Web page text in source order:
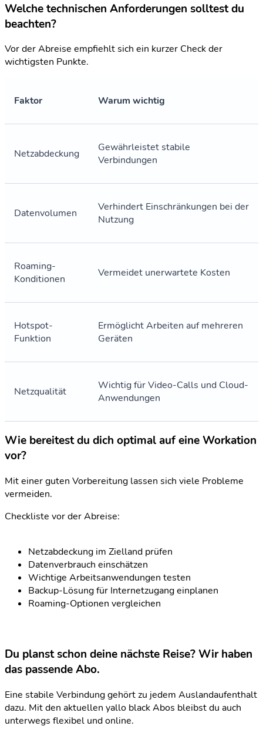
Welche technischen Anforderungen solltest du
beachten?
Vor der Abreise empfiehlt sich ein kurzer Check der
wichtigsten Punkte.
Faktor Warum wichtig
Netzabdeckung
Gewährleistet stabile
Verbindungen
Datenvolumen
Verhindert Einschränkungen bei der
Nutzung
Roaming-
Konditionen
Vermeidet unerwartete Kosten
Hotspot-
Funktion
Ermöglicht Arbeiten auf mehreren
Geräten
Netzqualität
Wichtig für Video-Calls und Cloud-
Anwendungen
Wie bereitest du dich optimal auf eine Workation
vor?
Mit einer guten Vorbereitung lassen sich viele Probleme
vermeiden.
Checkliste vor der Abreise:
Netzabdeckung im Zielland prüfen
Datenverbrauch einschätzen
Wichtige Arbeitsanwendungen testen
Backup-Lösung für Internetzugang einplanen
Roaming-Optionen vergleichen
Du planst schon deine nächste Reise? Wir haben
das passende Abo.
Eine stabile Verbindung gehört zu jedem Auslandaufenthalt
dazu. Mit den aktuellen yallo black Abos bleibst du auch
unterwegs flexibel und online.